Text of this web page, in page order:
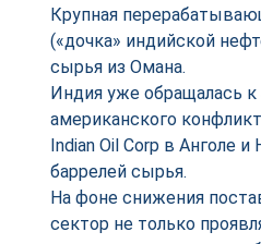
Крупная
(«дочка» индийской
сырья из Омана.
Индия уже обращалась
американского
Indian Oil Corp в Анголе
баррелей сырья.
На фоне снижения
сектор не только